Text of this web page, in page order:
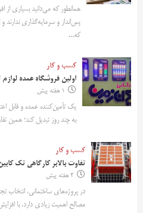
همانطور که می‌دانید بسیاری از
پس‌انداز و سرمایه‌گذاری
که...
کسب و کار
اولین فروشگاه عمده
1 هفته پیش
یک تأمین‌کننده عمده و قابل
به چند روز تبدیل کند؛ همین
کسب و کار
تفاوت بالابر کارگاهی تک
2 هفته پیش
در پروژه‌های ساختمانی، انتخاب
مصالح اهمیت زیادی دارد. با